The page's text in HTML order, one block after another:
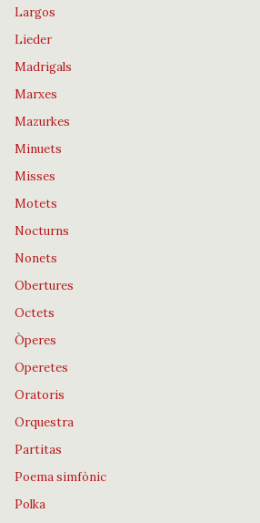
Largos
Lieder
Madrigals
Marxes
Mazurkes
Minuets
Misses
Motets
Nocturns
Nonets
Obertures
Octets
Òperes
Operetes
Oratoris
Orquestra
Partitas
Poema simfònic
Polka